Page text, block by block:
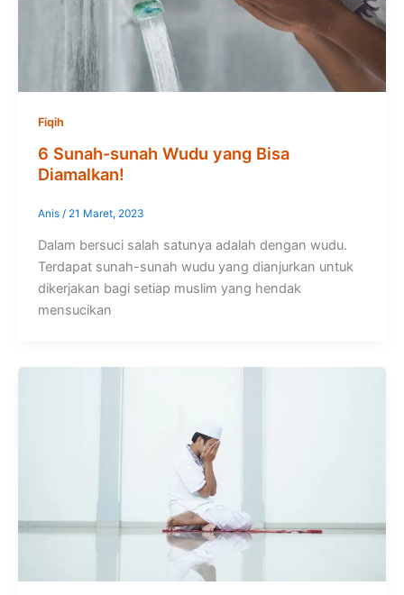
Fiqih
6 Sunah-sunah Wudu yang Bisa
Diamalkan!
Anis / 21 Maret, 2023
Dalam bersuci salah satunya adalah dengan wudu.
Terdapat sunah-sunah wudu yang dianjurkan untuk
dikerjakan bagi setiap muslim yang hendak
mensucikan